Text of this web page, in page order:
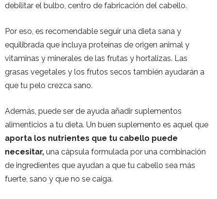
debilitar el bulbo, centro de fabricación del cabello.
Por eso, es recomendable seguir una dieta sana y
equilibrada que incluya proteínas de origen animal y
vitaminas y minerales de las frutas y hortalizas. Las
grasas vegetales y los frutos secos también ayudarán a
que tu pelo crezca sano.
Además, puede ser de ayuda añadir suplementos
alimenticios a tu dieta. Un buen suplemento es aquel que
aporta los nutrientes que tu cabello puede
necesitar, una cápsula formulada por una combinación
de ingredientes que ayudan a que tu cabello sea más
fuerte, sano y que no se caiga.